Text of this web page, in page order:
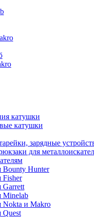
катушки
катушки
зарядные
для
Bounty Hunter
Fisher
Garrett
Minelab
Nokta и Makro
Quest